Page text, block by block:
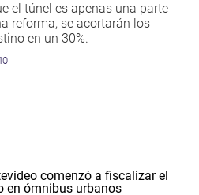
el túnel es apenas una parte
reforma, se acortarán los
en un 30%.